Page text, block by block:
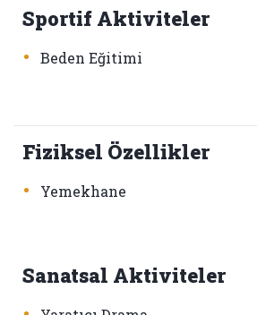
Sportif Aktiviteler
• Beden Eğitimi
Fiziksel Özellikler
• Yemekhane
Sanatsal Aktiviteler